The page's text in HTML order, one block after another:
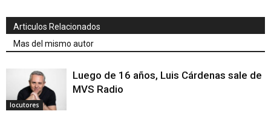
Articulos Relacionados
Mas del mismo autor
locutores
Luego de 16 años, Luis Cárdenas sale de
MVS Radio